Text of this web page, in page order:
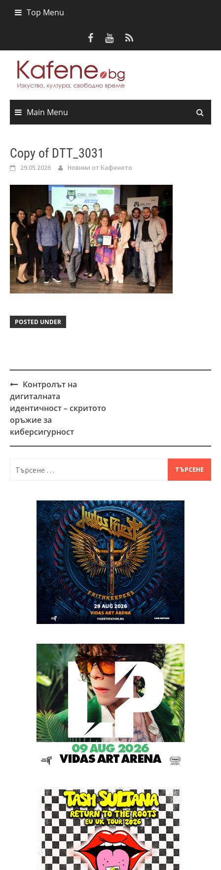
Top Menu
Main Menu
Copy of DTT_3031
29.05.2026 Новини от Кафенето
POSTED UNDER
Post
navigation
Контролът на
дигиталната
идентичност – скритото
оръжие за
киберсигурност
за: